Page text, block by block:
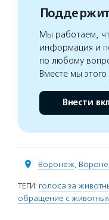
Мы работаем,
информация и
по любому
Вместе мы этого
Внести
Воронеж,
ТЕГИ: голоса за
обращение с